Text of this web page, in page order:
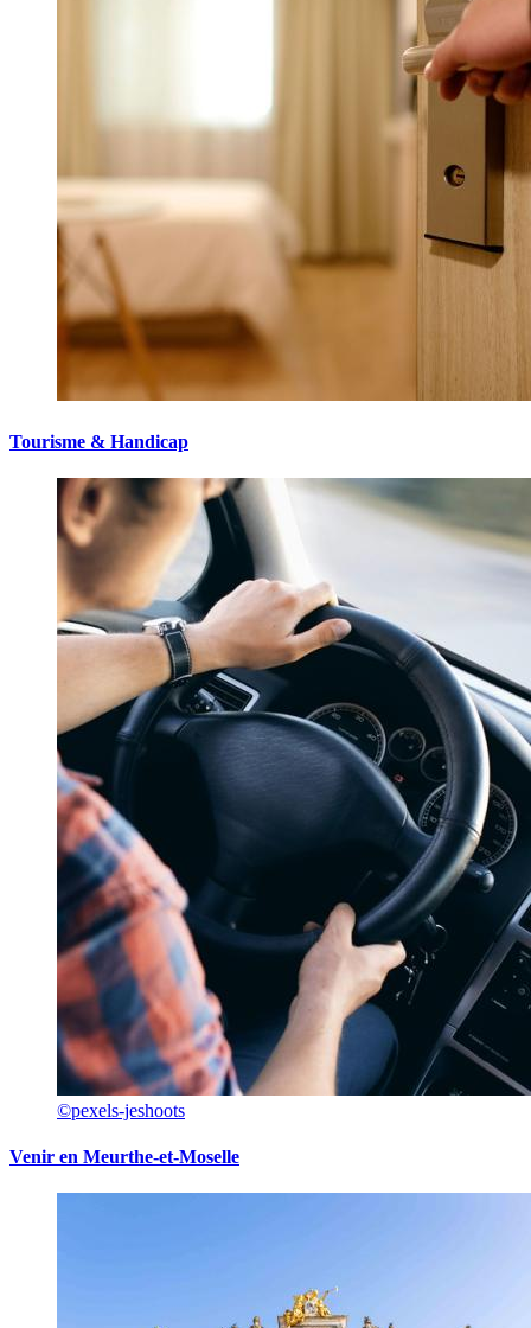
Tourisme & Handicap
©pexels-jeshoots
Venir en Meurthe-et-Moselle